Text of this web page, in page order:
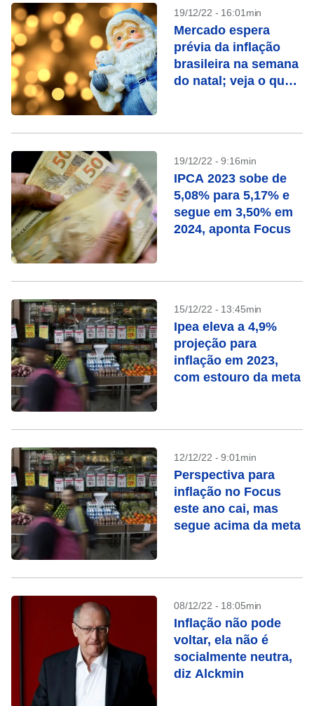
19/12/22 - 16:01min
Mercado espera
prévia da inflação
brasileira na semana
do natal; veja o que
19/12/22 - 9:16min
IPCA 2023 sobe de
5,08% para 5,17% e
segue em 3,50% em
2024, aponta Focus
15/12/22 - 13:45min
Ipea eleva a 4,9%
projeção para
inflação em 2023,
com estouro da meta
12/12/22 - 9:01min
Perspectiva para
inflação no Focus
este ano cai, mas
segue acima da meta
08/12/22 - 18:05min
Inflação não pode
voltar, ela não é
socialmente neutra,
diz Alckmin